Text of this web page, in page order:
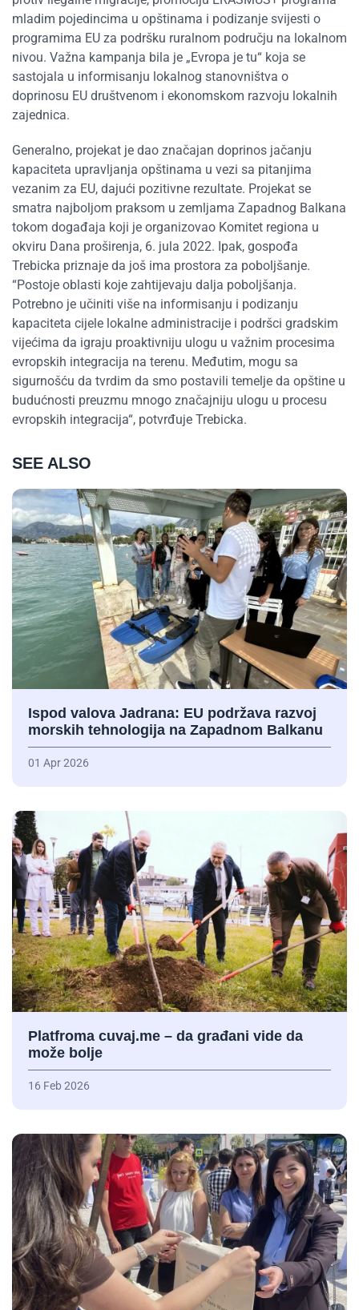
mladim pojedincima u opštinama i podizanje svijesti o
programima EU za podršku ruralnom području na lokalnom
nivou. Važna kampanja bila je „Evropa je tu“ koja se
sastojala u informisanju lokalnog stanovništva o
doprinosu EU društvenom i ekonomskom razvoju lokalnih
zajednica.
Generalno, projekat je dao značajan doprinos jačanju
kapaciteta upravljanja opštinama u vezi sa pitanjima
vezanim za EU, dajući pozitivne rezultate. Projekat se
smatra najboljom praksom u zemljama Zapadnog Balkana
tokom događaja koji je organizovao Komitet regiona u
okviru Dana proširenja, 6. jula 2022. Ipak, gospođa
Trebicka priznaje da još ima prostora za poboljšanje.
“Postoje oblasti koje zahtijevaju dalja poboljšanja.
Potrebno je učiniti više na informisanju i podizanju
kapaciteta cijele lokalne administracije i podršci gradskim
vijećima da igraju proaktivniju ulogu u važnim procesima
evropskih integracija na terenu. Međutim, mogu sa
sigurnošću da tvrdim da smo postavili temelje da opštine u
budućnosti preuzmu mnogo značajniju ulogu u procesu
evropskih integracija“, potvrđuje Trebicka.
SEE ALSO
Ispod valova Jadrana: EU podržava razvoj
morskih tehnologija na Zapadnom Balkanu
01 Apr 2026
Platfroma cuvaj.me – da građani vide da
može bolje
16 Feb 2026